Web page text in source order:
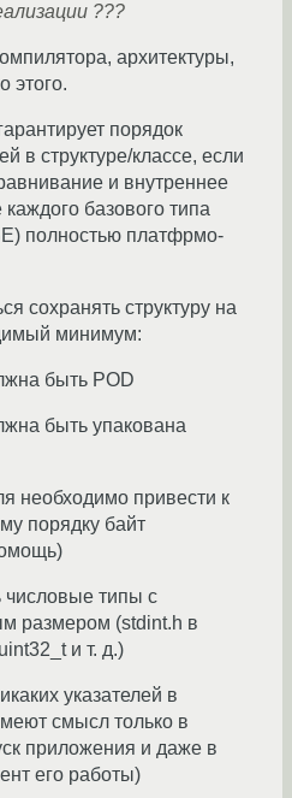
???
архитектуры,
этого.
порядок
в структуре/классе, если
и внутреннее
базового типа
полностью платфрмо-
сохранять структуру на
минимум:
быть POD
быть упакована
необходимо привести к
порядку байт
числовые типы с
размером (stdint.h в
и т. д.)
указателей в
смысл только в
приложения и даже в
его работы)